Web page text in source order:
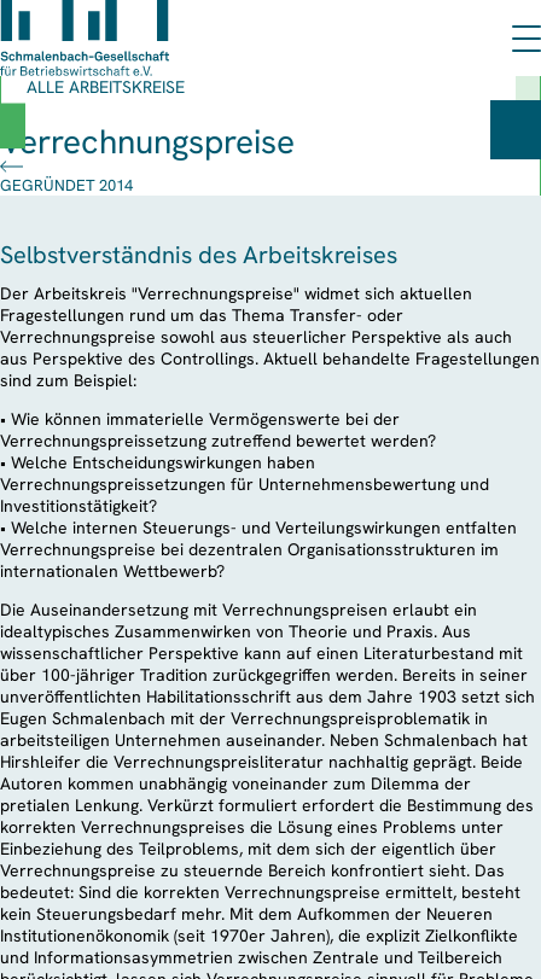
ALLE ARBEITSKREISE
Verrechnungspreise
GEGRÜNDET 2014
Selbstverständnis des Arbeitskreises
Der Arbeitskreis "Verrechnungspreise" widmet sich aktuellen
Fragestellungen rund um das Thema Transfer- oder
Verrechnungspreise sowohl aus steuerlicher Perspektive als auch
aus Perspektive des Controllings. Aktuell behandelte Fragestellungen
sind zum Beispiel:
• Wie können immaterielle Vermögenswerte bei der
Verrechnungspreissetzung zutreffend bewertet werden?
• Welche Entscheidungswirkungen haben
Verrechnungspreissetzungen für Unternehmensbewertung und
Investitionstätigkeit?
• Welche internen Steuerungs- und Verteilungswirkungen entfalten
Verrechnungspreise bei dezentralen Organisationsstrukturen im
internationalen Wettbewerb?
Die Auseinandersetzung mit Verrechnungspreisen erlaubt ein
idealtypisches Zusammenwirken von Theorie und Praxis. Aus
wissenschaftlicher Perspektive kann auf einen Literaturbestand mit
über 100-jähriger Tradition zurückgegriffen werden. Bereits in seiner
unveröffentlichten Habilitationsschrift aus dem Jahre 1903 setzt sich
Eugen Schmalenbach mit der Verrechnungspreisproblematik in
arbeitsteiligen Unternehmen auseinander. Neben Schmalenbach hat
Hirshleifer die Verrechnungspreisliteratur nachhaltig geprägt. Beide
Autoren kommen unabhängig voneinander zum Dilemma der
pretialen Lenkung. Verkürzt formuliert erfordert die Bestimmung des
korrekten Verrechnungspreises die Lösung eines Problems unter
Einbeziehung des Teilproblems, mit dem sich der eigentlich über
Verrechnungspreise zu steuernde Bereich konfrontiert sieht. Das
bedeutet: Sind die korrekten Verrechnungspreise ermittelt, besteht
kein Steuerungsbedarf mehr. Mit dem Aufkommen der Neueren
Institutionenökonomik (seit 1970er Jahren), die explizit Zielkonflikte
und Informationsasymmetrien zwischen Zentrale und Teilbereich